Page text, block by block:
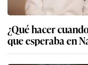
¿Qué hacer
que esperaba en